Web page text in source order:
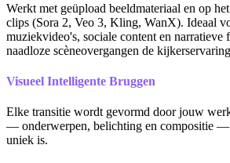
Werkt met geüpload beeldmateriaal en op
clips (Sora 2, Veo 3, Kling, WanX). Ideaal
muziekvideo's, sociale content en
naadloze scèneovergangen de
Visueel Intelligente Bruggen
Elke transitie wordt gevormd door jouw
— onderwerpen, belichting en compositie —
uniek is.